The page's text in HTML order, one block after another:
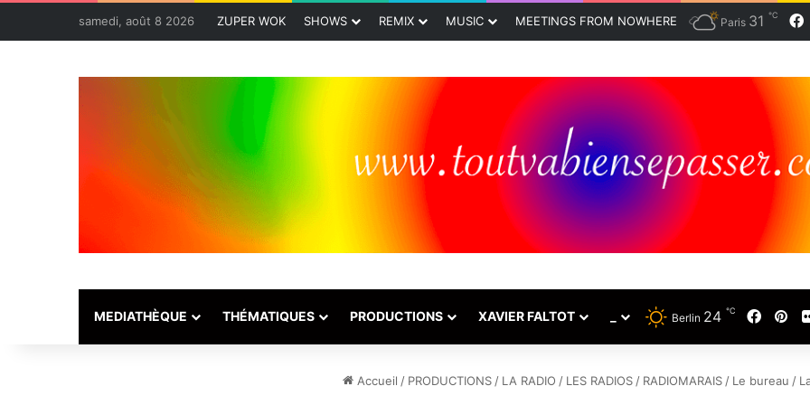
samedi, août 8 2026 ZUPER WOK SHOWS REMIX MUSIC MEETINGS FROM NOWHERE Paris 31 ℃
MEDIATHÈQUE THÉMATIQUES PRODUCTIONS XAVIER FALTOT Berlin 24 ℃
Accueil / PRODUCTIONS / LA RADIO / LES RADIOS / RADIOMARAIS / Le bureau /